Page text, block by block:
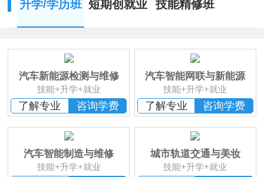
恭贺
恭贺
何*凡 已报名
恭贺
湖南益阳卢*俊 已报名
恭贺
湖南长沙
李*辉 已报名
恭贺
湖南邵阳杨*成 已报名
恭贺
湖南郴州刘* 已报名
恭贺
湖南益阳苏*琮 已报名
恭贺
谢光平 已报名
恭贺
湖南怀化 段秋杰 已报名
升学/学历班 短期创就业
班
技能精修班
汽车新能源检测与维修
技能+升学+就业
了解专业 咨询学费
汽车智能网联与新能源
技能+升学+就业
了解专业 咨询学费
汽车智能制造与维修
技能+升学+就业
城市轨道交通与美妆
技能+升学+就业